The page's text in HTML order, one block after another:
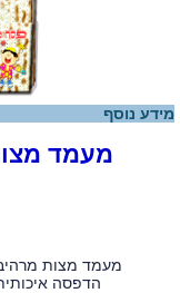
מידע נוסף
מעמד
מעמד מצות מרהיב
הדפסה